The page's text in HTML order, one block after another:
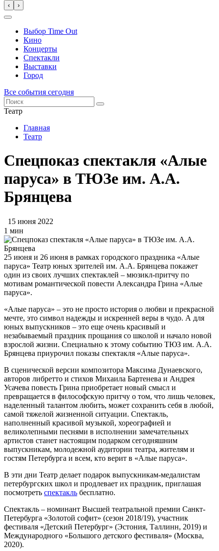
‹ ›
Выбор Time Out
Кино
Концерты
Спектакли
Выставки
Город
Все события сегодня
Театр
Главная
Театр
Спецпоказ спектакля «Алые
паруса» в ТЮЗе им. А.А.
Брянцева
15 июня 2022
1 мин
25 июня и 26 июня в рамках городского праздника «Алые
паруса» Театр юных зрителей им. А.А. Брянцева покажет
один из своих лучших спектаклей – мюзикл-притчу по
мотивам романтической повести Александра Грина «Алые
паруса».
«Алые паруса» – это не просто история о любви и прекрасной
мечте, это символ надежды и искренней веры в чудо. А для
юных выпускников – это еще очень красивый и
незабываемый праздник прощания со школой и начало новой
взрослой жизни. Специально к этому событию ТЮЗ им. А.А.
Брянцева приурочил показы спектакля «Алые паруса».
В сценической версии композитора Максима Дунаевского,
авторов либретто и стихов Михаила Бартенева и Андрея
Усачева повесть Грина приобретает новый смысл и
превращается в философскую притчу о том, что лишь человек,
наделенный талантом любить, может сохранить себя в любой,
самой тяжелой жизненной ситуации. Спектакль,
наполненный красивой музыкой, хореографией и
великолепными песнями в исполнении замечательных
артистов станет настоящим подарком сегодняшним
выпускникам, молодежной аудитории театра, жителям и
гостям Петербурга и всем, кто верит в «Алые паруса».
В эти дни Театр делает подарок выпускникам-медалистам
петербургских школ и продлевает их праздник, приглашая
посмотреть спектакль бесплатно.
Спектакль – номинант Высшей театральной премии Санкт-
Петербурга «Золотой софит» (сезон 2018/19), участник
фестиваля «Детский Петербург» (Эстония, Таллинн, 2019) и
Международного «Большого детского фестиваля» (Москва,
2020).